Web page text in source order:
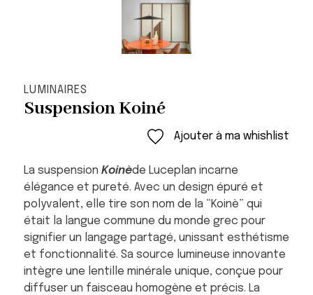
LUMINAIRES
Suspension Koiné
Ajouter à ma whishlist
La suspension Koinède Luceplan incarne
élégance et pureté. Avec un design épuré et
polyvalent, elle tire son nom de la “Koinè” qui
était la langue commune du monde grec pour
signifier un langage partagé, unissant esthétisme
et fonctionnalité. Sa source lumineuse innovante
intègre une lentille minérale unique, conçue pour
diffuser un faisceau homogène et précis. La